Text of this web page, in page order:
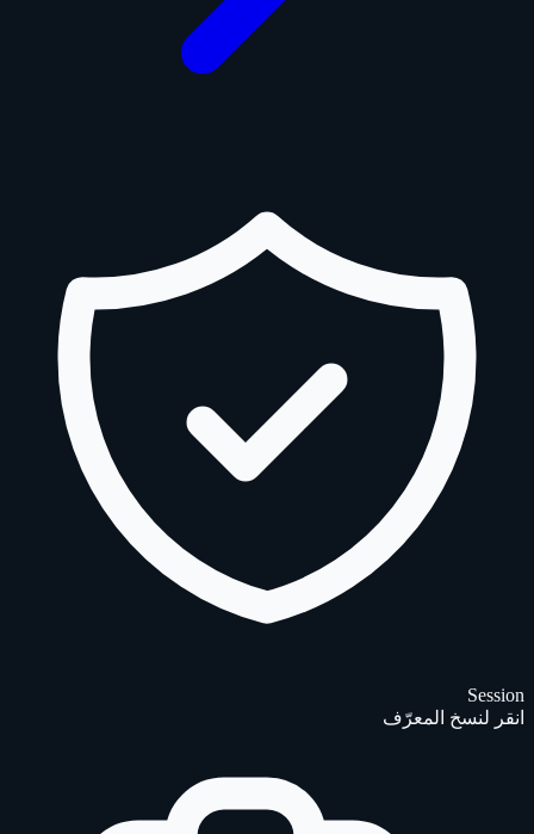
Session
انقر لنسخ المعرّف